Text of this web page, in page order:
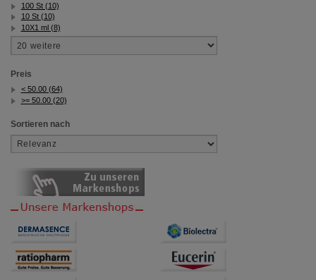
100 St (10)
10 St (10)
10X1 ml (8)
Preis
< 50.00 (64)
>= 50.00 (20)
Sortieren nach